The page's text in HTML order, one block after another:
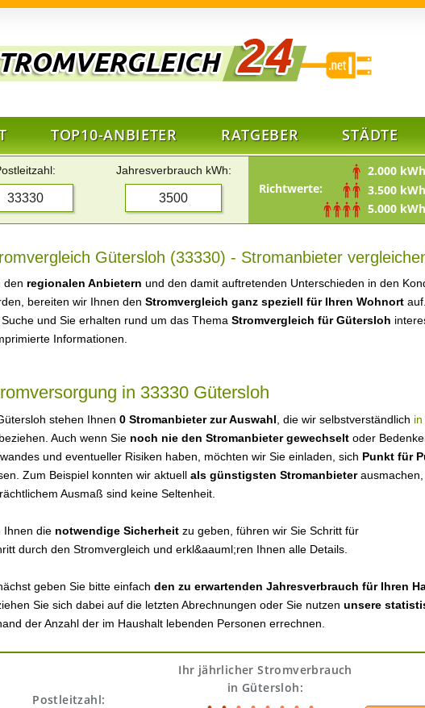
TOP10-ANBIETER RATGEBER STÄDTE
Jahresverbrauch kWh:
Richtwerte:
2.000 kWh
3.500 kWh
5.000 kWh
Gütersloh (33330) - Stromanbieter
den regionalen Anbietern und den damit auftretenden Unterschieden in den
bereiten wir Ihnen den Stromvergleich ganz speziell für Ihren Wohnort
und Sie erhalten rund um das Thema Stromvergleich für Gütersloh
Informationen.
in 33330 Gütersloh
stehen Ihnen 0 Stromanbieter zur Auswahl , die wir selbstverständlich
Auch wenn Sie noch nie den Stromanbieter gewechselt oder
und eventueller Risiken haben, möchten wir Sie einladen, sich Punkt für
Zum Beispiel konnten wir aktuell als günstigsten Stromanbieter
Ausmaß sind keine Seltenheit.
Ihnen die notwendige Sicherheit zu geben, führen wir Sie Schritt für
durch den Stromvergleich und erkl&aauml;ren Ihnen alle Details.
geben Sie bitte einfach den zu erwartenden Jahresverbrauch für Ihren
Sie sich dabei auf die letzten Abrechnungen oder Sie nutzen unsere
der Anzahl der im Haushalt lebenden Personen errechnen.
Postleitzahl:
Ihr jährlicher Stromverbrauch
in Gütersloh: